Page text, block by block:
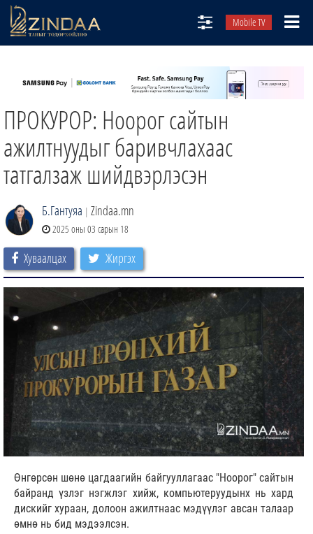
Mobile TV
ТВ8
ӨГЛӨӨНИЙ СОНИН
ЗИНДАА СЭТГҮҮЛ
ПРОКУРОР: Ноорог сайтын
ажилтнуудыг баривчлахаас
татгалзаж шийдвэрлэсэн
Б.Гантуяа | Zindaa.mn
2025 оны 03 сарын 18
Хуваалцах Жиргэх
Өнгөрсөн шөнө цагдаагийн байгууллагаас "Ноорог" сайтын
байранд үзлэг нэгжлэг хийж, компьютеруудынх нь хард
дискийг хураан, долоон ажилтнаас мэдүүлэг авсан талаар
өмнө нь бид мэдээлсэн.